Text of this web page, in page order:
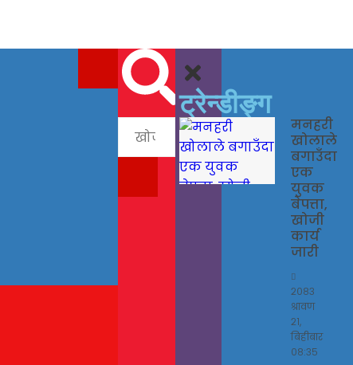
ट्रेन्डीङ्ग
मनहरी
खोलाले
बगाउँदा
एक
युवक
बेपत्ता,
खोजी
कार्य
जारी
२०८३
श्रावण
२१,
बिहीबार
०८:३५